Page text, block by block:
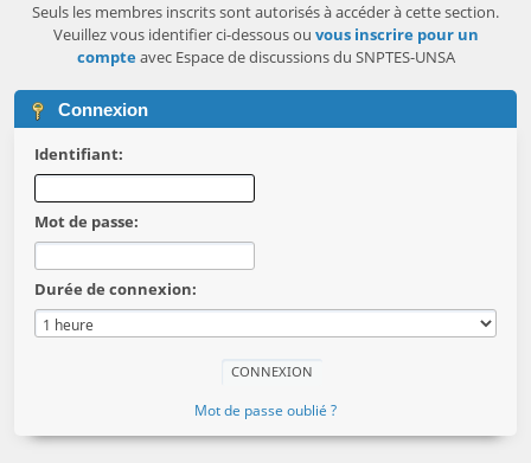
Seuls les membres inscrits sont autorisés à accéder à cette section.
Veuillez vous identifier ci-dessous ou vous inscrire pour un
compteavec Espace de discussions du SNPTES-UNSA
Connexion
Identifiant:
Mot de passe:
Durée de connexion:
Mot de passe oublié ?